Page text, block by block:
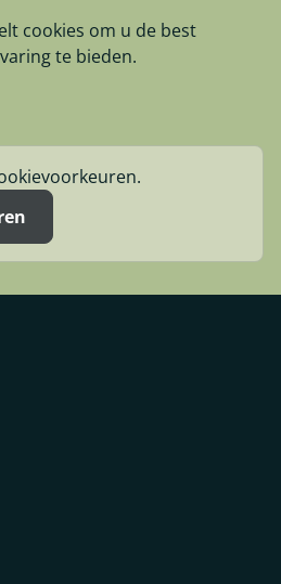
cookies om u de best
te bieden.